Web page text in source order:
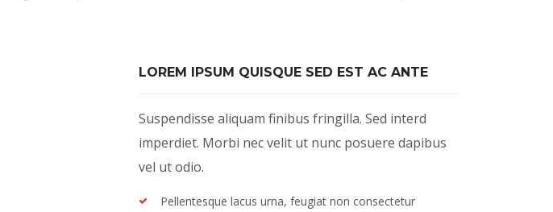
LOREM IPSUM QUISQUE SED EST AC ANTE
Suspendisse aliquam finibus fringilla. Sed interd
imperdiet. Morbi nec velit ut nunc posuere dapibus
vel ut odio.
Pellentesque lacus urna, feugiat non consectetur